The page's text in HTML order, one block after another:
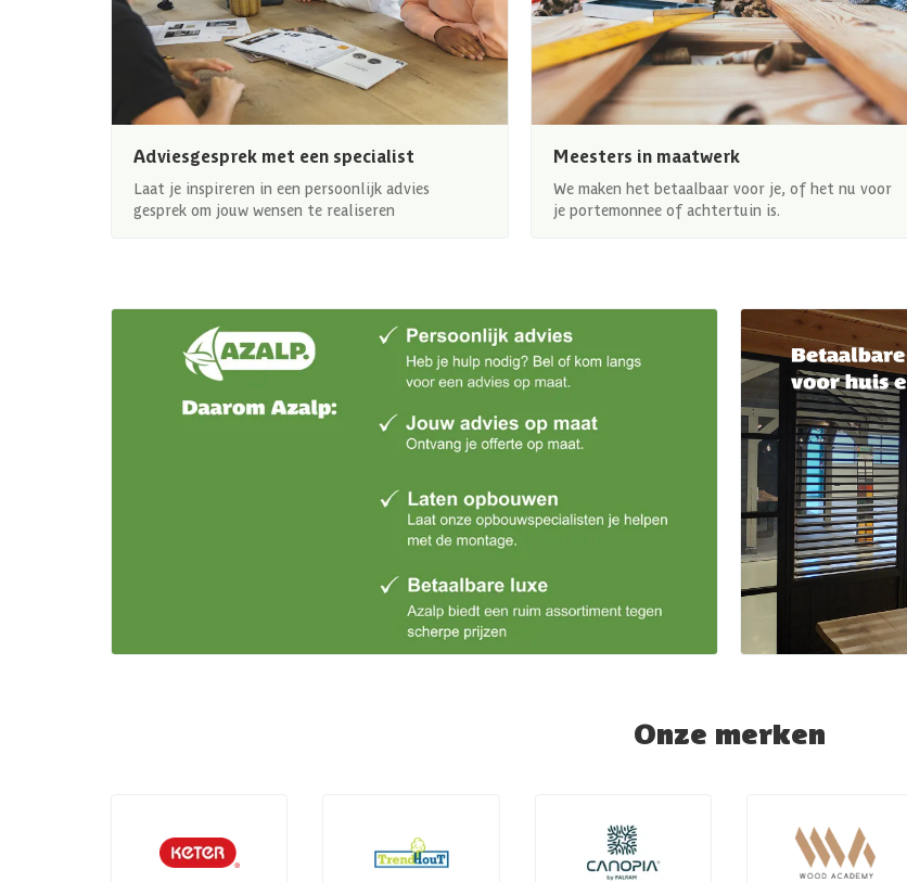
Adviesgesprek met een specialist
Laat je inspireren in een persoonlijk advies
gesprek om jouw wensen te realiseren
Meesters in maatwerk
We maken het betaalbaar voor je, of het nu voor
je portemonnee of achtertuin is.
Onze merken